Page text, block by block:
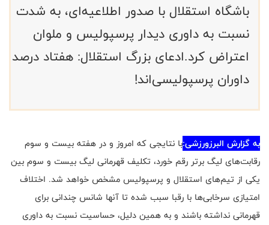
باشگاه استقلال با صدور اطلاعیه‌ای، به شدت
نسبت به داوری دیدار پرسپولیس و ملوان
اعتراض کرد.ادعای بزرگ استقلال: هفتاد درصد
داوران پرسپولیسی‌اند!
به گزارش البرزورزشی:با نتایجی که امروز و در هفته بیست و سوم
رقابت‌های لیگ برتر رقم خورد، تکلیف قهرمانی لیگ بیست و سوم بین
یکی از تیم‌های استقلال و پرسپولیس مشخص خواهد شد. اختلاف
امتیازی سرخابی‌ها با رقبا سبب شده تا آنها شانس چندانی برای
قهرمانی نداشته باشند و به همین دلیل، حساسیت نسبت به داوری